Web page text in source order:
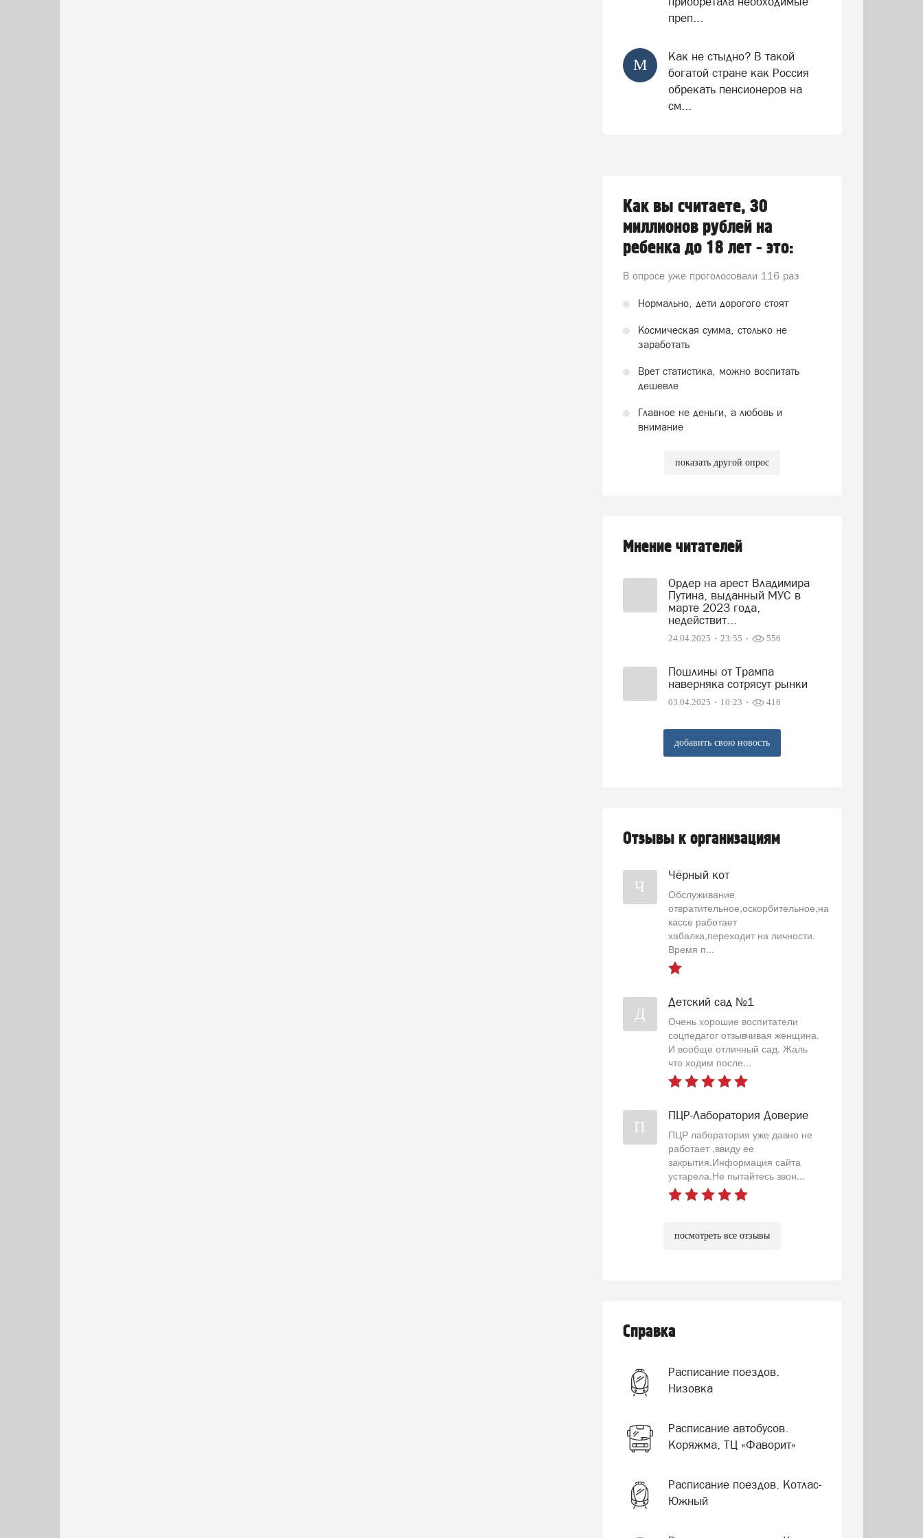
преп...
М
Как не стыдно? В такой
богатой стране как Россия
обрекать пенсионеров на
см...
Как вы считаете, 30
миллионов рублей на
ребенка до 18 лет - это:
В опросе уже проголосовали 116 раз
Нормально, дети дорогого стоят
Космическая сумма, столько не
заработать
Врет статистика, можно воспитать
дешевле
Главное не деньги, а любовь и
внимание
показать другой опрос
Мнение читателей
Ордер на арест Владимира
Путина, выданный МУС в
марте 2023 года,
недействит...
24.04.2025 23:55 556
Пошлины от Трампа
наверняка сотрясут рынки
03.04.2025 10:23 416
добавить свою новость
Отзывы к организациям
Ч
Чёрный кот
Обслуживание
отвратительное,оскорбительное,на
кассе работает
хабалка,переходит на личности.
Время п...
Д
Детский сад №1
Очень хорошие воспитатели
соцпедагог отзывчивая женщина.
И вообще отличный сад. Жаль
что ходим после...
П
ПЦР-Лаборатория Доверие
ПЦР лаборатория уже давно не
работает ,ввиду ее
закрытия.Информация сайта
устарела.Не пытайтесь звон...
посмотреть все отзывы
Справка
Расписание поездов.
Низовка
Расписание автобусов.
Коряжма, ТЦ «Фаворит»
Расписание поездов. Котлас-
Южный